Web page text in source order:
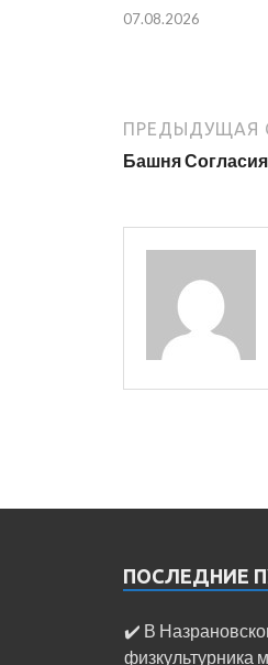
07.08.2026
ПРЕДЫДУЩАЯ
Башня
ПОСЛЕДНИЕ
✔️ В